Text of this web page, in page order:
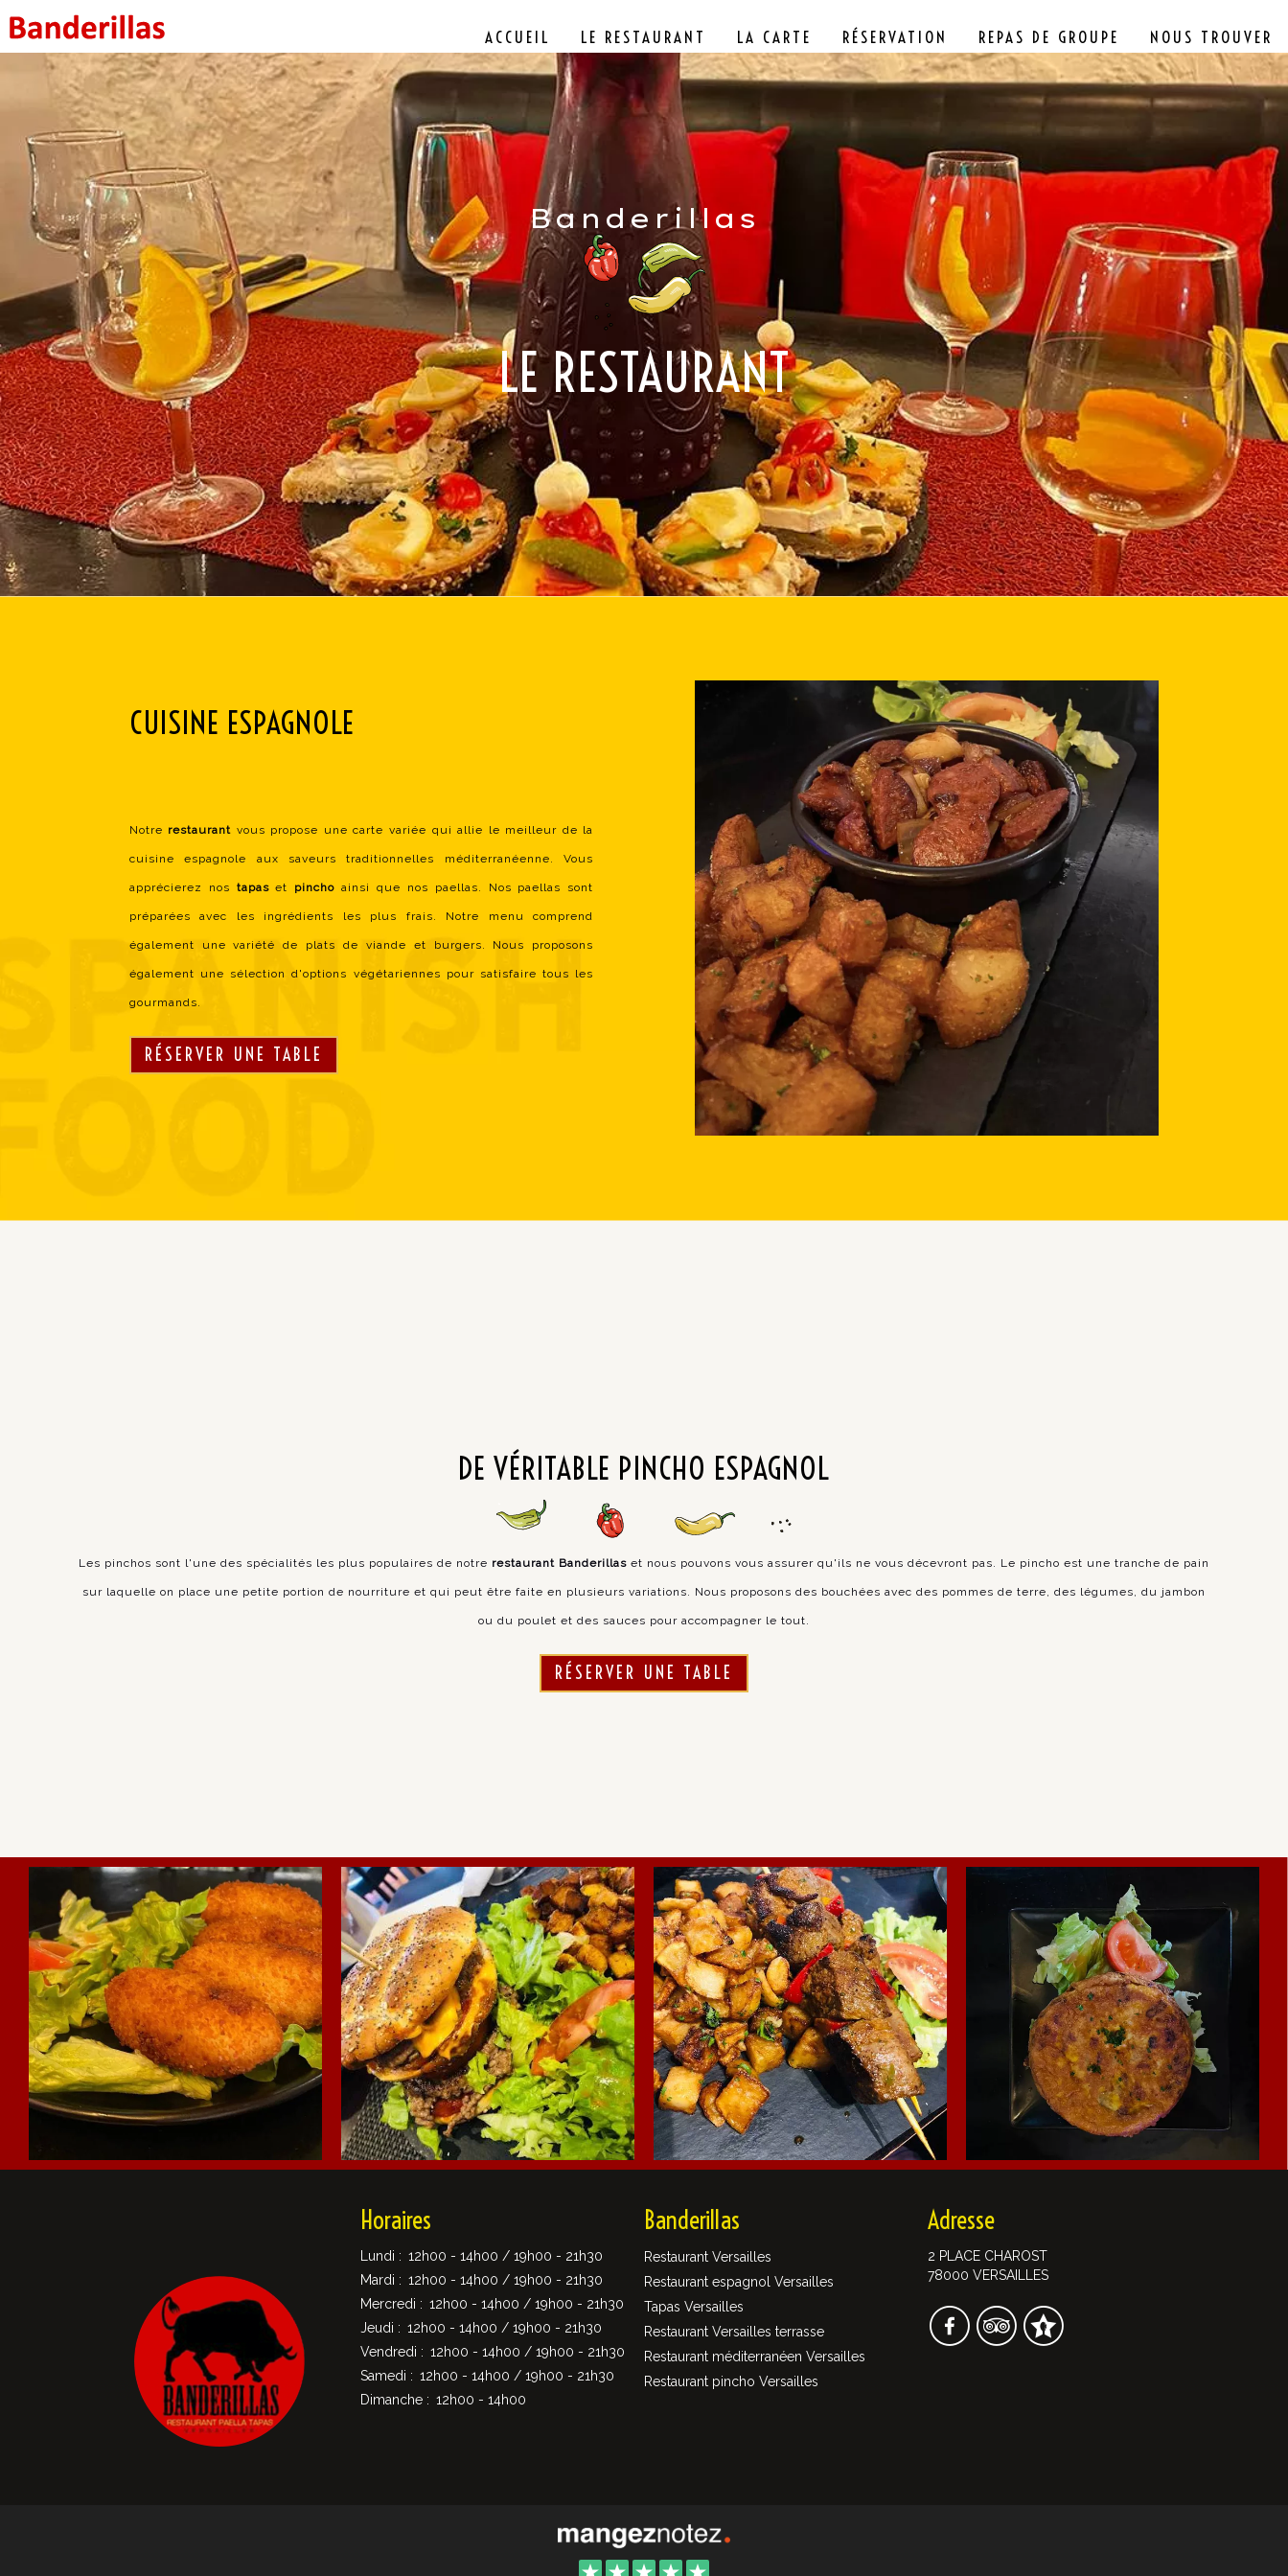
ACCUEIL LE RESTAURANT LA CARTE RÉSERVATION REPAS DE GROUPE NOUS TROUVER
Banderillas
LE RESTAURANT
CUISINE ESPAGNOLE
Notre restaurant vous propose une carte variée qui allie le meilleur de la
cuisine espagnole aux saveurs traditionnelles méditerranéenne. Vous
apprécierez nos tapaset pinchoainsi que nos paellas. Nos paellas sont
préparées avec les ingrédients les plus frais. Notre menu comprend
également une variété de plats de viande et burgers. Nous proposons
également une sélection d'options végétariennes pour satisfaire tous les
gourmands.
RÉSERVER UNE TABLE
DE VÉRITABLE PINCHO ESPAGNOL
Les pinchos sont l'une des spécialités les plus populaires de notre restaurant Banderillas et nous pouvons vous assurer qu'ils ne vous décevront pas. Le pincho est une tranche de pain
sur laquelle on place une petite portion de nourriture et qui peut être faite en plusieurs variations. Nous proposons des bouchées avec des pommes de terre, des légumes, du jambon
ou du poulet et des sauces pour accompagner le tout.
RÉSERVER UNE TABLE
Horaires
Lundi : 12h00 - 14h00 / 19h00 - 21h30
Mardi : 12h00 - 14h00 / 19h00 - 21h30
Mercredi : 12h00 - 14h00 / 19h00 - 21h30
Jeudi : 12h00 - 14h00 / 19h00 - 21h30
Vendredi : 12h00 - 14h00 / 19h00 - 21h30
Samedi : 12h00 - 14h00 / 19h00 - 21h30
Dimanche : 12h00 - 14h00
Banderillas
Restaurant Versailles
Restaurant espagnol Versailles
Tapas Versailles
Restaurant Versailles terrasse
Restaurant méditerranéen Versailles
Restaurant pincho Versailles
Adresse
2 PLACE CHAROST
78000 VERSAILLES